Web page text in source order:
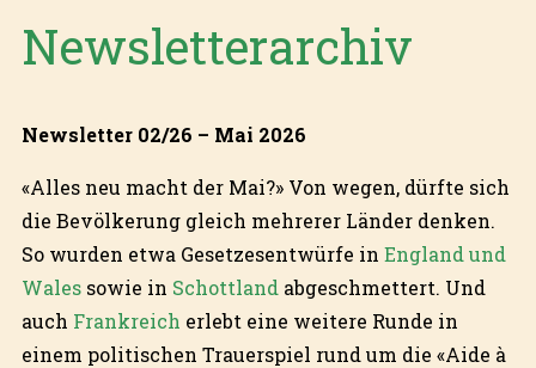
Newsletterarchiv
Newsletter 02/26 – Mai 2026
«Alles neu macht der Mai?» Von wegen, dürfte sich
die Bevölkerung gleich mehrerer Länder denken.
So wurden etwa Gesetzesentwürfe in England und
Walessowie in Schottland abgeschmettert. Und
auch Frankreich erlebt eine weitere Runde in
einem politischen Trauerspiel rund um die «Aide à